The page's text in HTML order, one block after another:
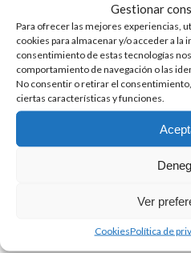
Gestionar
Para ofrecer las mejores experiencias,
cookies para almacenar y/o acceder a la
consentimiento de estas tecnologías
comportamiento de navegación o las
No consentir o retirar el
ciertas características y funciones.
Ver
CookiesPolítica de
KIT TEST DE PRESIÓN
CO2
156.00€